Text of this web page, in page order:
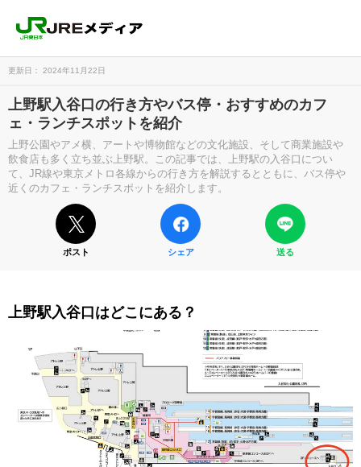
更新日： 2024年11月22日
上野駅入谷口の行き方やバス停・おすすめのカフ
ェ・ランチスポットを紹介
上野公園やアメ横、アートや博物館などの文化施設、そして商業施設や
飲食店も多く立ち並ぶ上野駅。この記事では、上野駅の入谷口につい
て、JR線や東京メトロ各線からの行き方を解説するとともに、バス停や
近くのカフェ・ランチスポットを紹介します。
ポスト シェア 送る
上野駅入谷口はどこにある？